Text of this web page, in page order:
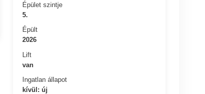
Épület szintje
5.
Épült
2026
Lift
van
Ingatlan állapot
kívül: új